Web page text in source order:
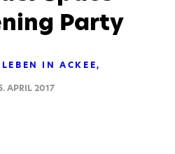
Party
LEBEN IN ACKEE
APRIL 2017